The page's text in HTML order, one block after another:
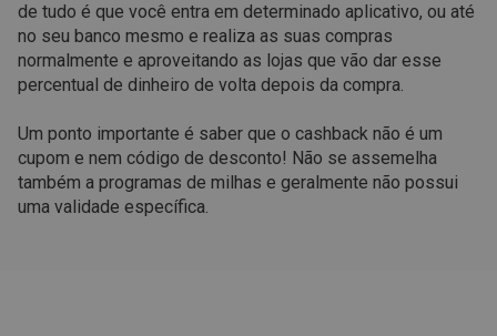
de tudo é que você entra em determinado aplicativo, ou até
no seu banco mesmo e realiza as suas compras
normalmente e aproveitando as lojas que vão dar esse
percentual de dinheiro de volta depois da compra.
Um ponto importante é saber que o cashback não é um
cupom e nem código de desconto! Não se assemelha
também a programas de milhas e geralmente não possui
uma validade específica.